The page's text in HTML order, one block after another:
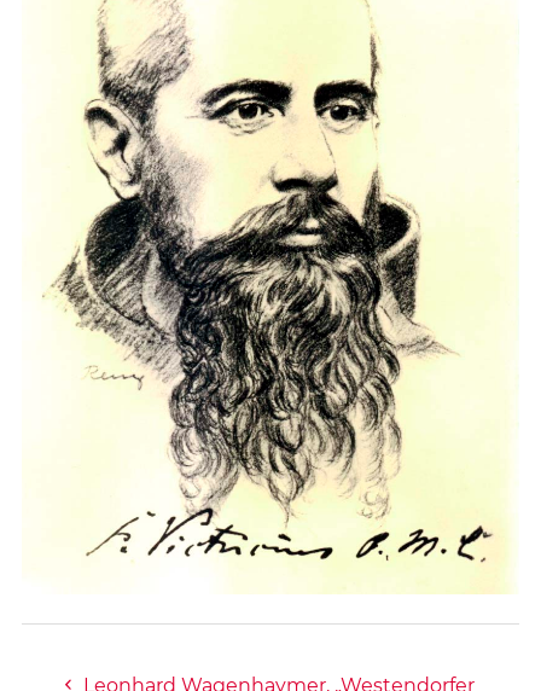
Leonhard Wagenhaymer, „Westendorfer